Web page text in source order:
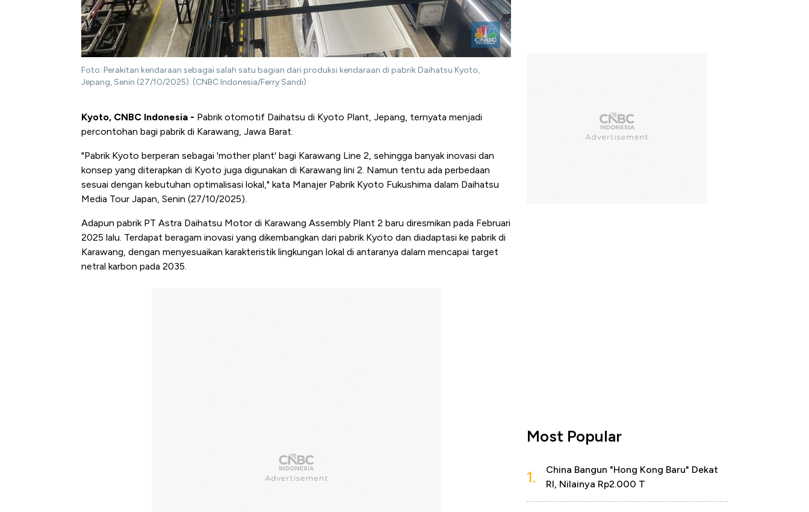
Foto: Perakitan kendaraan sebagai salah satu bagian dari produksi kendaraan di pabrik Daihatsu Kyoto,
Jepang, Senin (27/10/2025). (CNBC Indonesia/Ferry Sandi)
Kyoto, CNBC Indonesia - Pabrik otomotif Daihatsu di Kyoto Plant, Jepang, ternyata menjadi
percontohan bagi pabrik di Karawang, Jawa Barat.
"Pabrik Kyoto berperan sebagai 'mother plant' bagi Karawang Line 2, sehingga banyak inovasi dan
konsep yang diterapkan di Kyoto juga digunakan di Karawang lini 2. Namun tentu ada perbedaan
sesuai dengan kebutuhan optimalisasi lokal," kata Manajer Pabrik Kyoto Fukushima dalam Daihatsu
Media Tour Japan, Senin (27/10/2025).
Adapun pabrik PT Astra Daihatsu Motor di Karawang Assembly Plant 2 baru diresmikan pada Februari
2025 lalu. Terdapat beragam inovasi yang dikembangkan dari pabrik Kyoto dan diadaptasi ke pabrik di
Karawang, dengan menyesuaikan karakteristik lingkungan lokal di antaranya dalam mencapai target
netral karbon pada 2035.
Most Popular
1.
China Bangun "Hong Kong Baru" Dekat
RI, Nilainya Rp2.000 T